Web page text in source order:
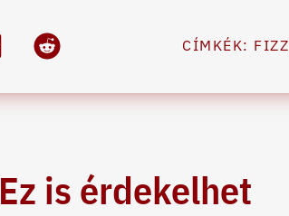
CÍMKÉK: FIZZ
Ez is érdekelhet